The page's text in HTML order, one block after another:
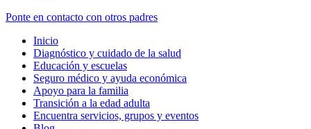
Ponte en contacto con otros padres
Inicio
Diagnóstico y cuidado de la salud
Educación y escuelas
Seguro médico y ayuda económica
Apoyo para la familia
Transición a la edad adulta
Encuentra servicios, grupos y eventos